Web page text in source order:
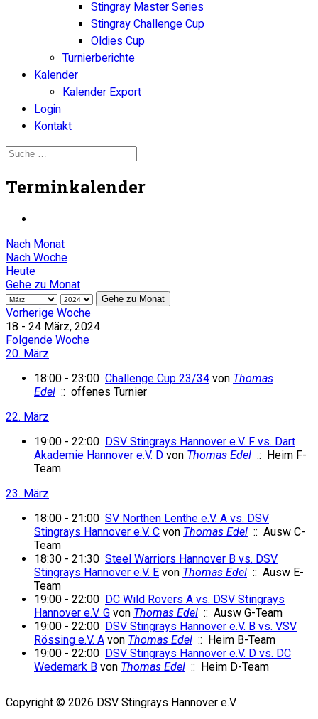
Stingray Master Series
Stingray Challenge Cup
Oldies Cup
Turnierberichte
Kalender
Kalender Export
Login
Kontakt
Terminkalender
Nach Monat
Nach Woche
Heute
Gehe zu Monat
Gehe zu Monat
Vorherige Woche
18 - 24 März, 2024
Folgende Woche
20. März
18:00 - 23:00 Challenge Cup 23/34 von Thomas
Edel :: offenes Turnier
22. März
19:00 - 22:00 DSV Stingrays Hannover e.V. F vs. Dart
Akademie Hannover e.V. D von Thomas Edel :: Heim F-
Team
23. März
18:00 - 21:00 SV Northen Lenthe e.V. A vs. DSV
Stingrays Hannover e.V. C von Thomas Edel :: Ausw C-
Team
18:30 - 21:30 Steel Warriors Hannover B vs. DSV
Stingrays Hannover e.V. E von Thomas Edel :: Ausw E-
Team
19:00 - 22:00 DC Wild Rovers A vs. DSV Stingrays
Hannover e.V. G von Thomas Edel :: Ausw G-Team
19:00 - 22:00 DSV Stingrays Hannover e.V. B vs. VSV
Rössing e.V. A von Thomas Edel :: Heim B-Team
19:00 - 22:00 DSV Stingrays Hannover e.V. D vs. DC
Wedemark B von Thomas Edel :: Heim D-Team
Copyright © 2026 DSV Stingrays Hannover e.V.